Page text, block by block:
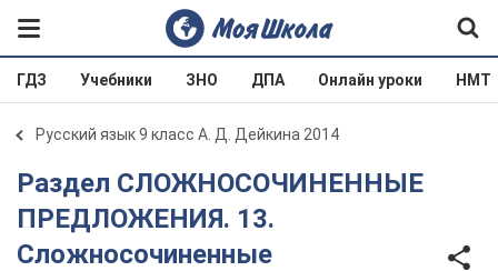
ГДЗ Учебники ЗНО ДПА Онлайн уроки НМТ
Русский язык 9 класс А. Д. Дейкина 2014
Раздел СЛОЖНОСОЧИНЕННЫЕ
ПРЕДЛОЖЕНИЯ. 13.
Сложносочиненные